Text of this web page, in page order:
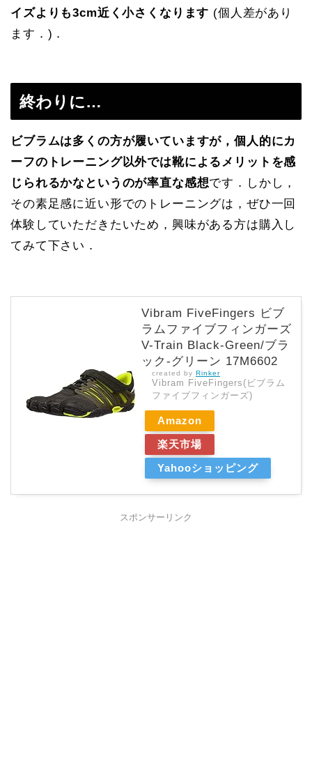
イズよりも3cm近く小さくなります (個人差があり
ます．)．
終わりに…
ビブラムは多くの方が履いていますが，個人的にカ
ーフのトレーニング以外では靴によるメリットを感
じられるかなというのが率直な感想です．しかし，
その素足感に近い形でのトレーニングは，ぜひ一回
体験していただきたいため，興味がある方は購入し
てみて下さい．
Vibram FiveFingers ビブ
ラムファイブフィンガーズ
V-Train Black-Green/ブラ
ック-グリーン 17M6602
created by Rinker
Vibram FiveFingers(ビブラム
ファイブフィンガーズ)
Amazon
楽天市場
Yahooショッピング
スポンサーリンク